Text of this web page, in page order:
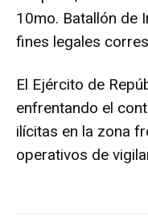
10mo. Batallón de
fines legales
El Ejército de
enfrentando el
ilícitas en la zona
operativos de